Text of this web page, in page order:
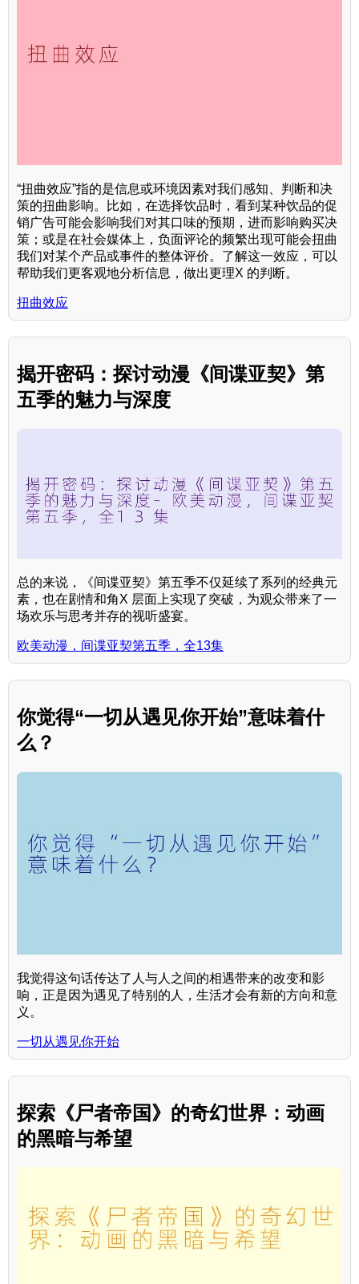
“扭曲效应”指的是信息或环境因素对我们感知、判断和决
策的扭曲影响。比如，在选择饮品时，看到某种饮品的促
销广告可能会影响我们对其口味的预期，进而影响购买决
策；或是在社会媒体上，负面评论的频繁出现可能会扭曲
我们对某个产品或事件的整体评价。了解这一效应，可以
帮助我们更客观地分析信息，做出更理X 的判断。
扭曲效应
揭开密码：探讨动漫《间谍亚契》第
五季的魅力与深度
总的来说，《间谍亚契》第五季不仅延续了系列的经典元
素，也在剧情和角X 层面上实现了突破，为观众带来了一
场欢乐与思考并存的视听盛宴。
欧美动漫，间谍亚契第五季，全13集
你觉得“一切从遇见你开始”意味着什
么？
我觉得这句话传达了人与人之间的相遇带来的改变和影
响，正是因为遇见了特别的人，生活才会有新的方向和意
义。
一切从遇见你开始
探索《尸者帝国》的奇幻世界：动画
的黑暗与希望